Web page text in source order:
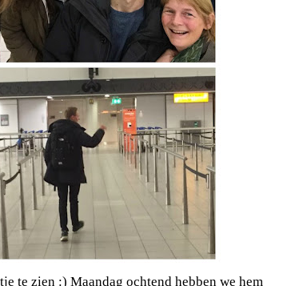
te zien :) Maandag ochtend hebben we hem